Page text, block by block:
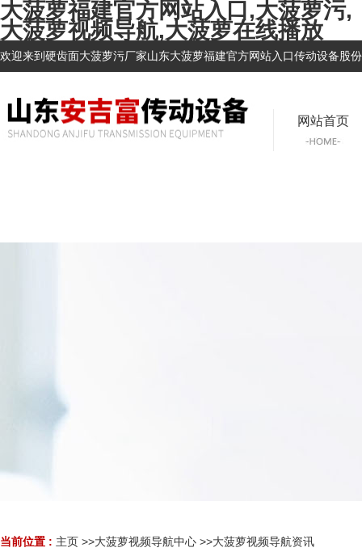
大菠萝福建官方网站入口,大菠萝污,
大菠萝视频导航,大菠萝在线播放
欢迎来到硬齿面大菠萝污厂家山东大菠萝福建官方网站入口传动设备股份有
网站首页
当前位置 : 主页 >>大菠萝视频导航中心 >>大菠萝视频导航资讯